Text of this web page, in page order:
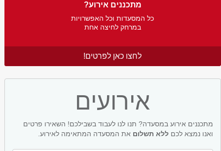
מתכננים אירוע?
כל המסעדות וכל האפשרויות
במרחק לחיצה אחת
לחצו כאן לפרטים!
אירועים
מתכננים אירוע במסעדה? תנו לנו לעבוד בשבילכם! השאירו פרטים
ואנו נמצא לכם ללא תשלום את המסעדה המתאימה לאירוע.